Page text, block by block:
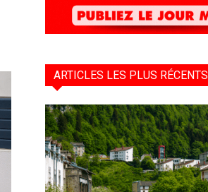
ARTICLES LES PLUS RÉCENTS